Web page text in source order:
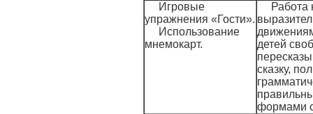
Игровые
упражнения «Гости».
Использование
мнемокарт.
Работа
детей
сказку,
формами